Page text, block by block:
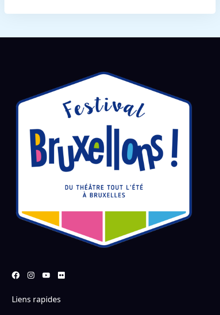
Liens rapides